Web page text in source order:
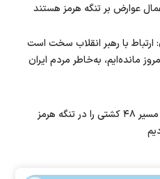
عوارض بر تنگه هرمز هستند
ارتباط با رهبر انقلاب سخت است
مانده‌ایم، به‌خاطر مردم ایران
سنتکام: مسیر ۴۸ کشتی را در تنگه هرمز